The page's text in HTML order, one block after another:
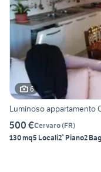
6
Luminoso appartamento
500 €Cervaro(FR)
130 mq5 Locali2° Piano2